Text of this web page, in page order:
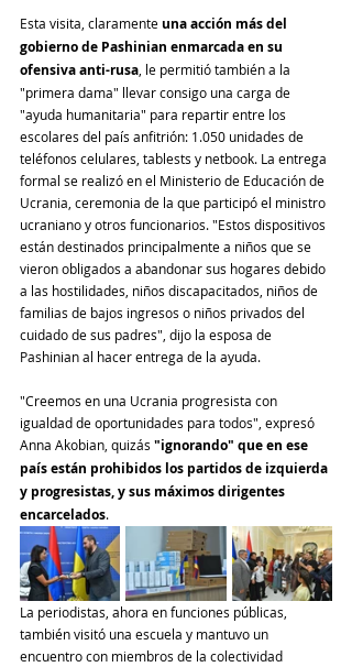
Esta visita, claramente una acción más del
gobierno de Pashinian enmarcada en su
ofensiva anti-rusa , le permitió también a la
"primera dama" llevar consigo una carga de
"ayuda humanitaria" para repartir entre los
escolares del país anfitrión: 1.050 unidades de
teléfonos celulares, tablests y netbook. La entrega
formal se realizó en el Ministerio de Educación de
Ucrania, ceremonia de la que participó el ministro
ucraniano y otros funcionarios. "Estos dispositivos
están destinados principalmente a niños que se
vieron obligados a abandonar sus hogares debido
a las hostilidades, niños discapacitados, niños de
familias de bajos ingresos o niños privados del
cuidado de sus padres", dijo la esposa de
Pashinian al hacer entrega de la ayuda.
"Creemos en una Ucrania progresista con
igualdad de oportunidades para todos", expresó
Anna Akobian, quizás "ignorando" que en ese
país están prohibidos los partidos de izquierda
y progresistas, y sus máximos dirigentes
encarcelados.
La periodistas, ahora en funciones públicas,
también visitó una escuela y mantuvo un
encuentro con miembros de la colectividad